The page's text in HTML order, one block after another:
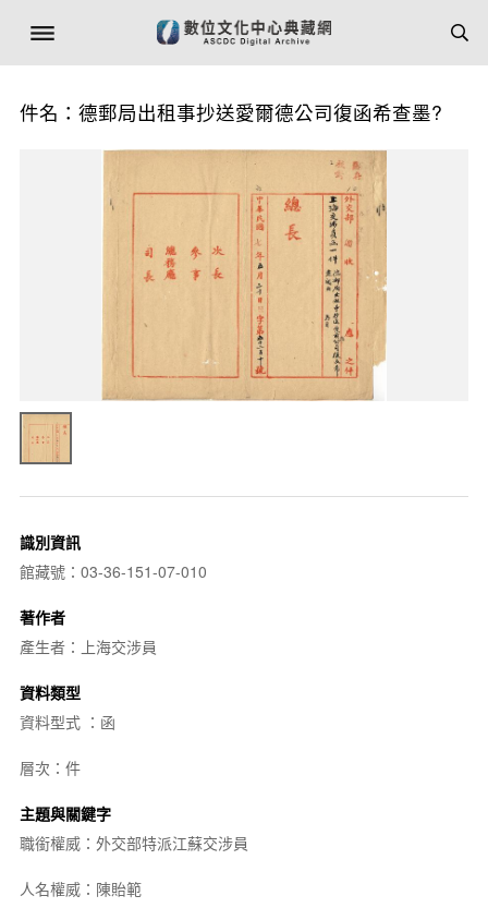
件名：德郵局出租事抄送愛爾德公司復函希查墨?
識別資訊
館藏號：03-36-151-07-010
著作者
產生者：上海交涉員
資料類型
資料型式 ：函
層次：件
主題與關鍵字
職銜權威：外交部特派江蘇交涉員
人名權威：陳貽範